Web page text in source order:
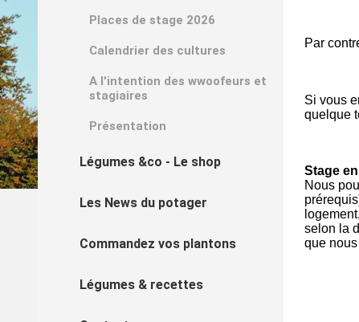
Places de stage 2026
Calendrier des cultures
A l'intention des wwoofeurs et
stagiaires
Présentation
Légumes &co - Le shop
Les News du potager
Commandez vos plantons
Légumes & recettes
Par
Si vous
quelque
Stage
Nous
selon la
que